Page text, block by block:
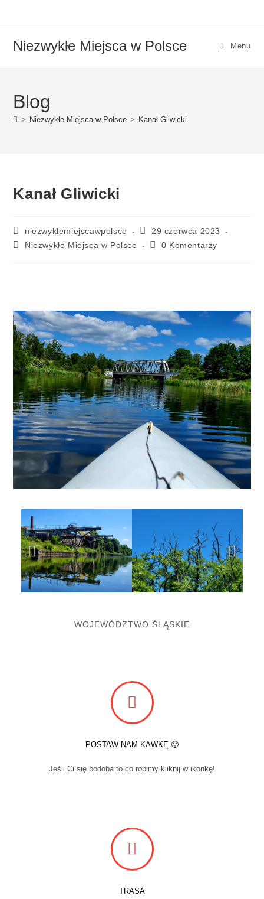
Niezwykłe Miejsca w Polsce Menu
Blog
> Niezwykłe Miejsca w Polsce > Kanał Gliwicki
Kanał Gliwicki
niezwyklemiejscawpolsce
29 czerwca 2023
Niezwykłe Miejsca w Polsce
0 Komentarzy
WOJEWÓDZTWO ŚLĄSKIE
POSTAW NAM KAWKĘ 🙂
Jeśli Ci się podoba to co robimy kliknij w ikonkę!
TRASA